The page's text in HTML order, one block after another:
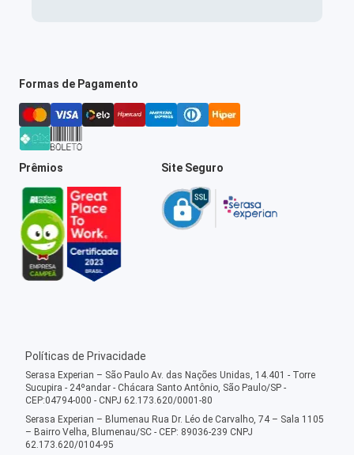
Formas de Pagamento
Prêmios Site Seguro
Políticas de Privacidade
Serasa Experian – São Paulo Av. das Nações Unidas, 14.401 - Torre
Sucupira - 24ºandar - Chácara Santo Antônio, São Paulo/SP -
CEP:04794-000 - CNPJ 62.173.620/0001-80
Serasa Experian – Blumenau Rua Dr. Léo de Carvalho, 74 – Sala 1105
– Bairro Velha, Blumenau/SC - CEP: 89036-239 CNPJ
62.173.620/0104-95